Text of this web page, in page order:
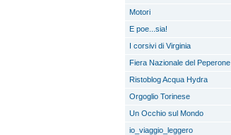
Motori
E poe...sia!
I corsivi di Virginia
Fiera Nazionale del Peperone
Ristoblog Acqua Hydra
Orgoglio Torinese
Un Occhio sul Mondo
io_viaggio_leggero